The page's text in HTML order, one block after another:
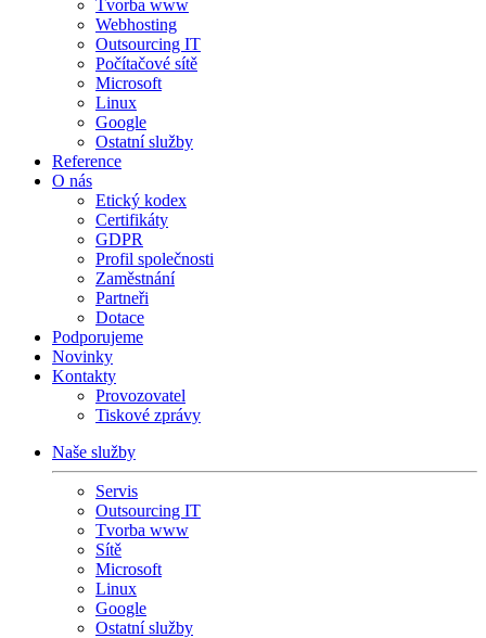
Tvorba www
Webhosting
Outsourcing IT
Počítačové sítě
Microsoft
Linux
Google
Ostatní služby
Reference
O nás
Etický kodex
Certifikáty
GDPR
Profil společnosti
Zaměstnání
Partneři
Dotace
Podporujeme
Novinky
Kontakty
Provozovatel
Tiskové zprávy
Naše služby
Servis
Outsourcing IT
Tvorba www
Sítě
Microsoft
Linux
Google
Ostatní služby